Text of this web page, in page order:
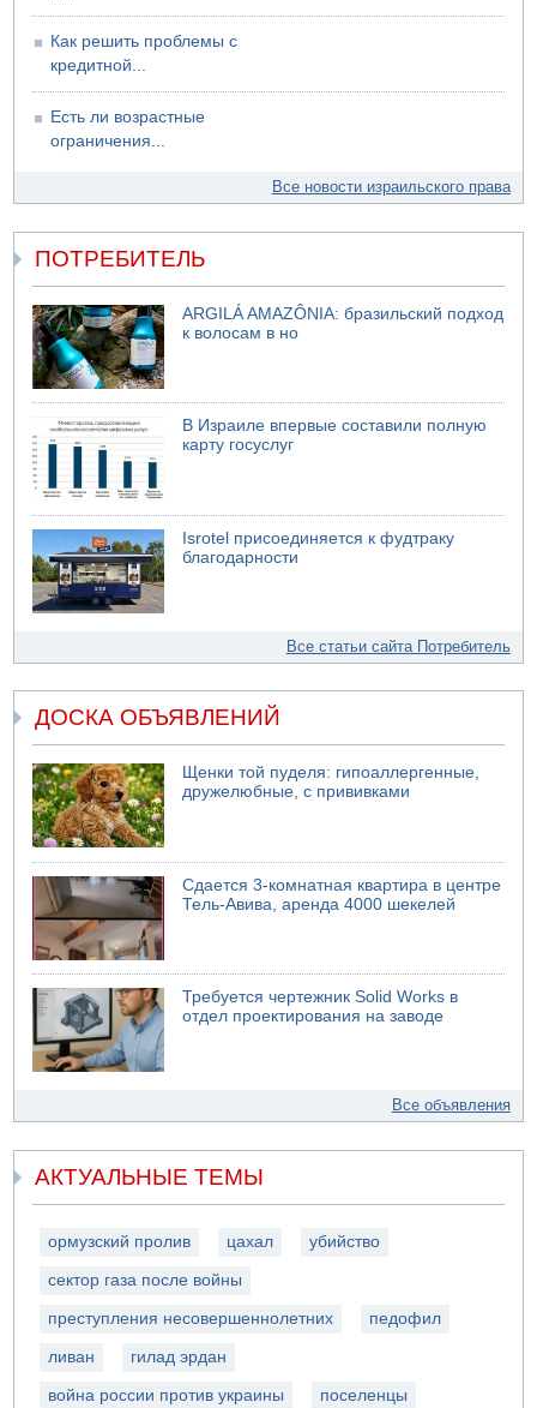
Как решить проблемы с
кредитной...
Есть ли возрастные
ограничения...
Все новости израильского права
ПОТРЕБИТЕЛЬ
ARGILÁ AMAZÔNIA: бразильский подход
к волосам в но
В Израиле впервые составили полную
карту госуслуг
Isrotel присоединяется к фудтраку
благодарности
Все статьи сайта Потребитель
ДОСКА ОБЪЯВЛЕНИЙ
Щенки той пуделя: гипоаллергенные,
дружелюбные, с прививками
Сдается 3-комнатная квартира в центре
Тель-Авива, аренда 4000 шекелей
Требуется чертежник Solid Works в
отдел проектирования на заводе
Все объявления
АКТУАЛЬНЫЕ ТЕМЫ
ормузский пролив цахал убийство
сектор газа после войны
преступления несовершеннолетних педофил
ливан гилад эрдан
война россии против украины поселенцы